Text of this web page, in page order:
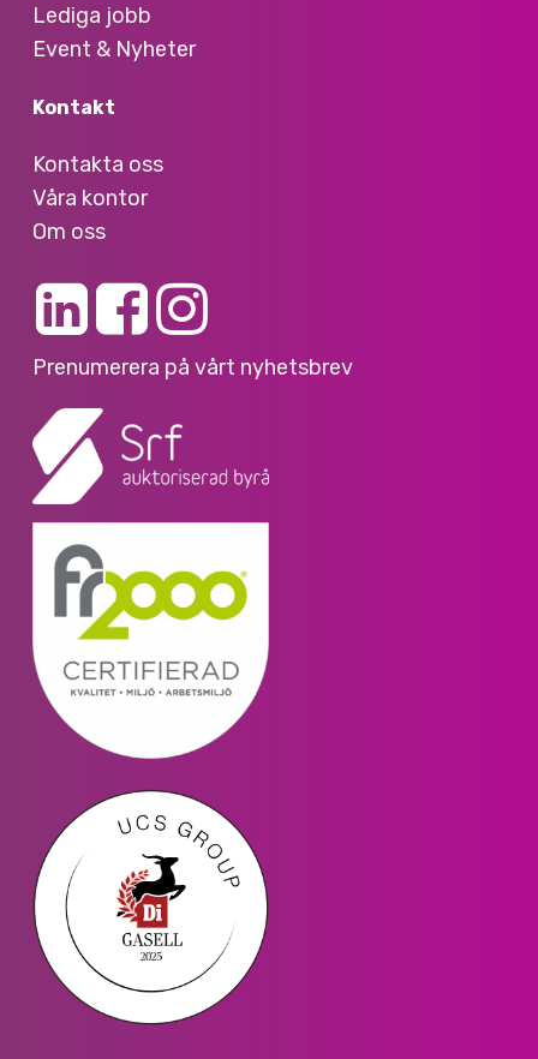
Lediga jobb
Event & Nyheter
Kontakt
Kontakta oss
Våra kontor
Om oss
Prenumerera på vårt nyhetsbrev